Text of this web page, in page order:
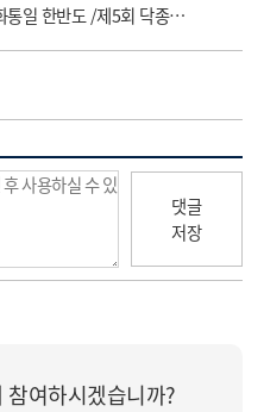
여성이 만들어가는 평화통일 한반도 /제5회 닥종이 인형 만들기 수업 완료
댓글
저장
여하시겠습니까?